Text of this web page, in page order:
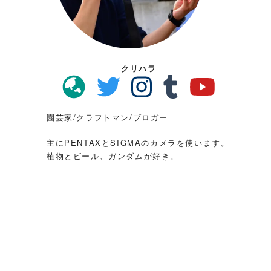
クリハラ
園芸家/クラフトマン/ブロガー
主にPENTAXとSIGMAのカメラを使います。
植物とビール、ガンダムが好き。